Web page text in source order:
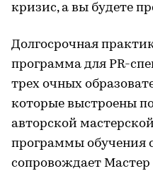
кризис, а вы будете
Долгосрочная
программа для PR-
трех очных
которые выстроены
авторской
программы обучения
сопровождает Мастер